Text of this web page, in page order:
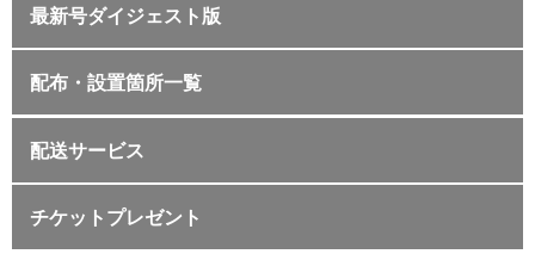
最新号ダイジェスト版
配布・設置箇所一覧
配送サービス
チケットプレゼント